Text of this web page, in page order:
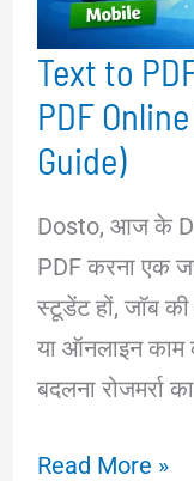
Text to
PDF
Guide)
Dosto, आज के
PDF करना एक
स्टूडेंट हों, जॉब
या ऑनलाइन
बदलना रोजमर्रा
Text
Read More »